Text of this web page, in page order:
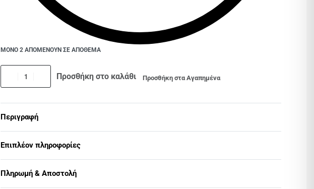
ΜΟΝΟ 2 ΑΠΟΜΕΝΟΥΝ ΣΕ ΑΠΟΘΕΜΑ
Προσθήκη στο καλάθι Προσθήκη στα Αγαπημένα
Περιγραφή
Επιπλέον πληροφορίες
Πληρωμή & Αποστολή